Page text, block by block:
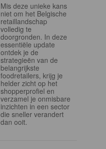
Mis deze unieke kans
niet om het Belgische
retaillandschap
volledig te
doorgronden. In deze
essentiële update
ontdek je de
strategieën van de
belangrijkste
foodretailers, krijg je
helder zicht op het
shopperprofiel en
verzamel je onmisbare
inzichten in een sector
die sneller verandert
dan ooit.